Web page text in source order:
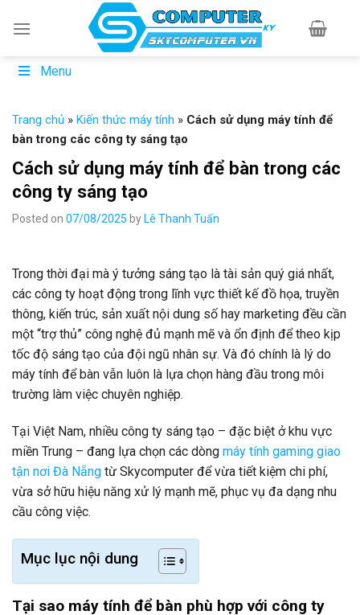
Menu
Trang chủ » Kiến thức máy tính » Cách sử dụng máy tính để
bàn trong các công ty sáng tạo
Cách sử dụng máy tính để bàn trong các
công ty sáng tạo
Posted on 07/08/2025 by Lê Thanh Tuấn
Trong thời đại mà ý tưởng sáng tạo là tài sản quý giá nhất,
các công ty hoạt động trong lĩnh vực thiết kế đồ họa, truyền
thông, kiến trúc, sản xuất nội dung số hay marketing đều cần
một “trợ thủ” công nghệ đủ mạnh mẽ và ổn định để theo kịp
tốc độ sáng tạo của đội ngũ nhân sự. Và đó chính là lý do
máy tính để bàn vẫn luôn là lựa chọn hàng đầu trong môi
trường làm việc chuyên nghiệp.
Tại Việt Nam, nhiều công ty sáng tạo – đặc biệt ở khu vực
miền Trung – đang lựa chọn các dòng máy tính gaming giao
tận nơi Đà Nẵng từ Skycomputer để vừa tiết kiệm chi phí,
vừa sở hữu hiệu năng xử lý mạnh mẽ, phục vụ đa dạng nhu
cầu công việc.
Mục lục nội dung
Tại sao máy tính để bàn phù hợp với công ty